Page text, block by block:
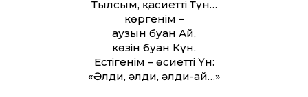
Тылсым, қасиетті Түн…
көргенім –
аузын буған Ай,
көзін буған Күн.
Естігенім – өсиетті Үн:
«Әлди, әлди, әлди-ай…»